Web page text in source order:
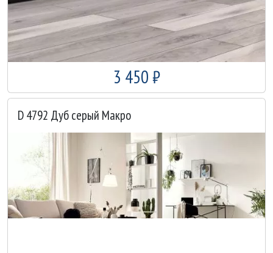
3 450 ₽
D 4792 Дуб серый Макро